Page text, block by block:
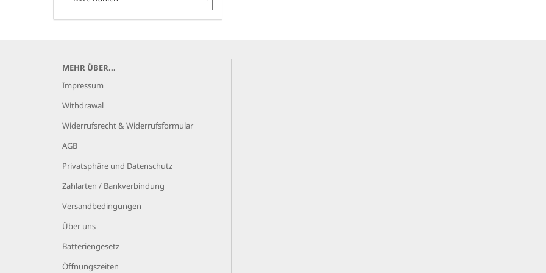
MEHR ÜBER...
Impressum
Withdrawal
Widerrufsrecht & Widerrufsformular
AGB
Privatsphäre und Datenschutz
Zahlarten / Bankverbindung
Versandbedingungen
Über uns
Batteriengesetz
Öffnungszeiten